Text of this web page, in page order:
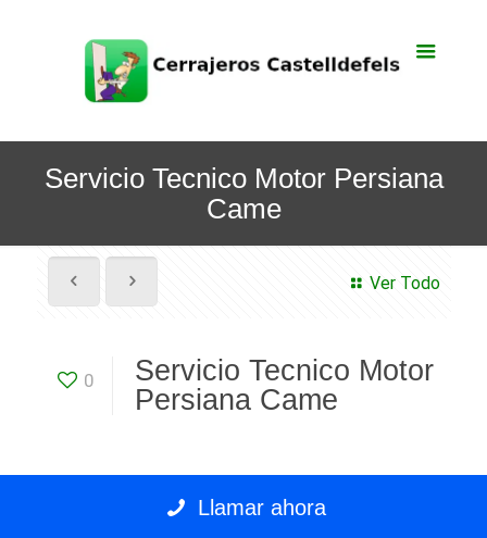
Servicio Tecnico Motor Persiana
Came
Ver Todo
0
Servicio Tecnico Motor
Persiana Came
Llamar ahora